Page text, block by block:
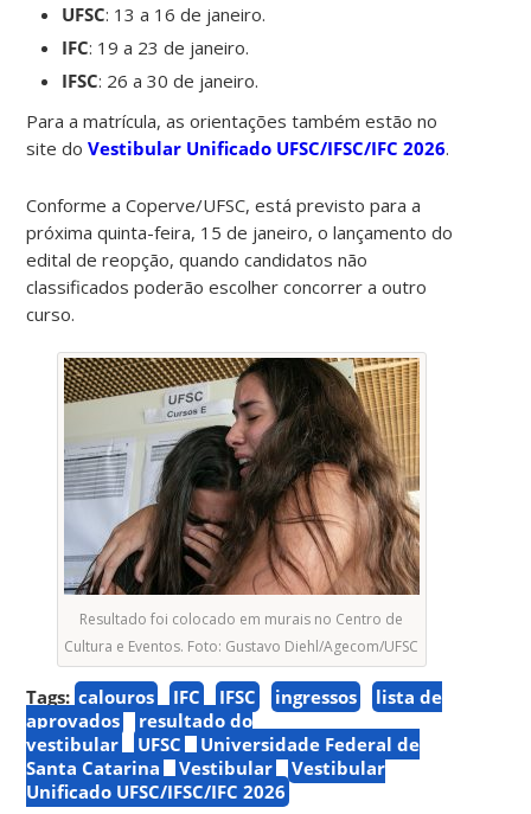
UFSC: 13 a 16 de janeiro.
IFC: 19 a 23 de janeiro.
IFSC: 26 a 30 de janeiro.
Para a matrícula, as orientações também estão no
site doVestibular Unificado UFSC/IFSC/IFC 2026.
Conforme a Coperve/UFSC, está previsto para a
próxima quinta-feira, 15 de janeiro, o lançamento do
edital de reopção, quando candidatos não
classificados poderão escolher concorrer a outro
curso.
Resultado foi colocado em murais no Centro de
Cultura e Eventos. Foto: Gustavo Diehl/Agecom/UFSC
Tags: calouros IFC IFSC ingressos
lista de
aprovados
resultado do
vestibular
UFSC
Universidade Federal de
Santa Catarina
Vestibular
Vestibular
Unificado UFSC/IFSC/IFC 2026